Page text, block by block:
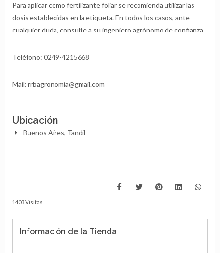
Para aplicar como fertilizante foliar se recomienda utilizar las
dosis establecidas en la etiqueta. En todos los casos, ante
cualquier duda, consulte a su ingeniero agrónomo de confianza.
Teléfono: 0249-4215668
Mail: rrbagronomia@gmail.com
Ubicación
Buenos Aires, Tandil
1403 Visitas
Información de la Tienda